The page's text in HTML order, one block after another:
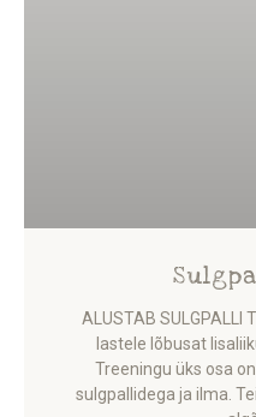
ALUSTAB SULGPALLI
lastele lõbusat
Treeningu üks osa
sulgpallidega ja ilma.